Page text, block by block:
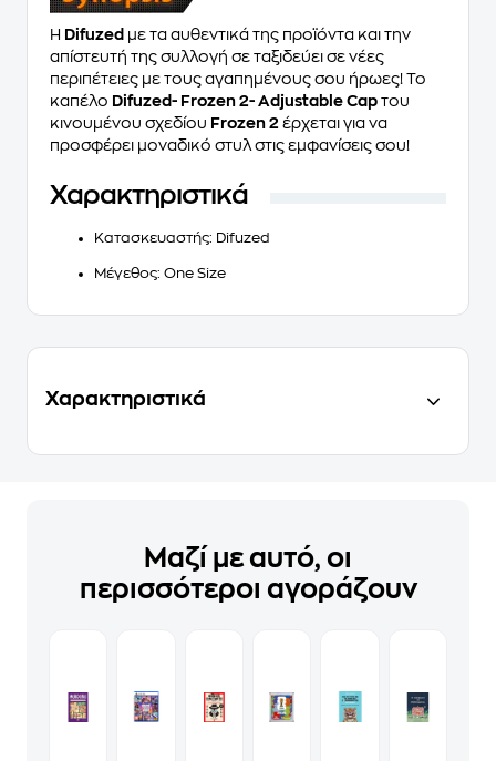
Η Difuzed με τα αυθεντικά της προϊόντα και την
απίστευτή της συλλογή σε ταξιδεύει σε νέες
περιπέτειες με τους αγαπημένους σου ήρωες! Το
καπέλο Difuzed- Frozen 2- Adjustable Cap του
κινουμένου σχεδίου Frozen 2 έρχεται για να
προσφέρει μοναδικό στυλ στις εμφανίσεις σου!
Χαρακτηριστικά
Κατασκευαστής: Difuzed
Μέγεθος: One Size
Χαρακτηριστικά
Μαζί με αυτό, οι
περισσότεροι αγοράζουν